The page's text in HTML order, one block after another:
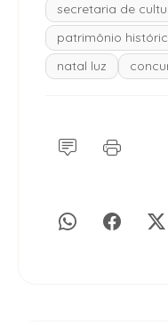
secretaria de
patrimônio
natal luz